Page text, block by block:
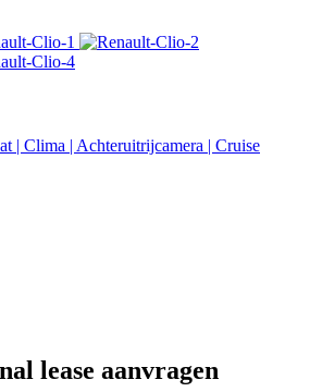
| Clima | Achteruitrijcamera | Cruise
lease aanvragen